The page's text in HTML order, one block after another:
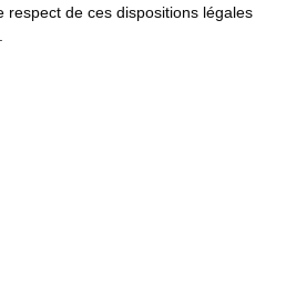
respect de ces dispositions légales